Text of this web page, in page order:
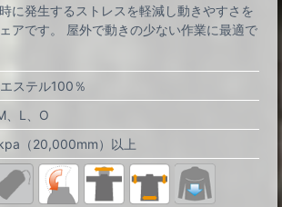
に発生するストレスを軽減し動きやすさを
アです。 屋外で動きの少ない作業に最適で
ステル100％
L
O
（20,000mm）以上